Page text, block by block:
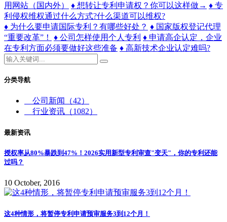
用网站（国内外）
♦ 想转让专利申请权？你可以这样做→ ♦ 专
利侵权维权通过什么方式?什么渠道可以维权?
♦ 为什么要申请国际专利？有哪些好处？ ♦ 国家版权登记代理
“重要改革”！
♦ 公司怎样使用个人专利 ♦ 申请高企认定，企业
在专利方面必须要做好这些准备 ♦ 高新技术企业认定难吗?
分类导航
公司新闻
（42）
行业资讯 （1082）
最新资讯
授权率从80%暴跌到47%！2026实用新型专利审查"变天"，你的专利还能
过吗？
10 October, 2016
这4种情形，将暂停专利申请预审服务3到12个月！